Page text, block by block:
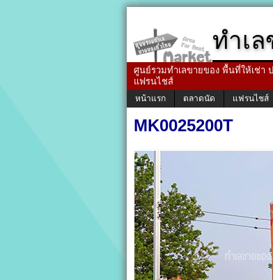
ทำเ
ศูนย์รวมทำเลขายของ พื้นที่ให้เช่า
แฟรนไชส์
หน้าแรก ตลาดนัด แฟรนไชส์
MK0025200T